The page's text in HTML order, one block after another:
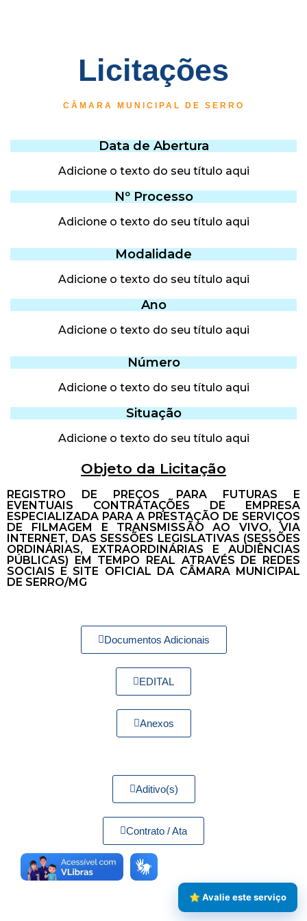
Licitações
CÂMARA MUNICIPAL DE SERRO
Data de Abertura
Adicione o texto do seu título aqui
Nº Processo
Adicione o texto do seu título aqui
Modalidade
Adicione o texto do seu título aqui
Ano
Adicione o texto do seu título aqui
Número
Adicione o texto do seu título aqui
Situação
Adicione o texto do seu título aqui
Objeto da Licitação
REGISTRO DE PREÇOS PARA FUTURAS E
EVENTUAIS CONTRATAÇÕES DE EMPRESA
ESPECIALIZADA PARA A PRESTAÇÃO DE SERVIÇOS
DE FILMAGEM E TRANSMISSÃO AO VIVO, VIA
INTERNET, DAS SESSÕES LEGISLATIVAS (SESSÕES
ORDINÁRIAS, EXTRAORDINÁRIAS E AUDIÊNCIAS
PÚBLICAS) EM TEMPO REAL ATRAVÉS DE REDES
SOCIAIS E SITE OFICIAL DA CÂMARA MUNICIPAL
DE SERRO/MG
Documentos Adicionais
EDITAL
Anexos
Aditivo(s)
Contrato / Ata
⭐ Avalie este serviço